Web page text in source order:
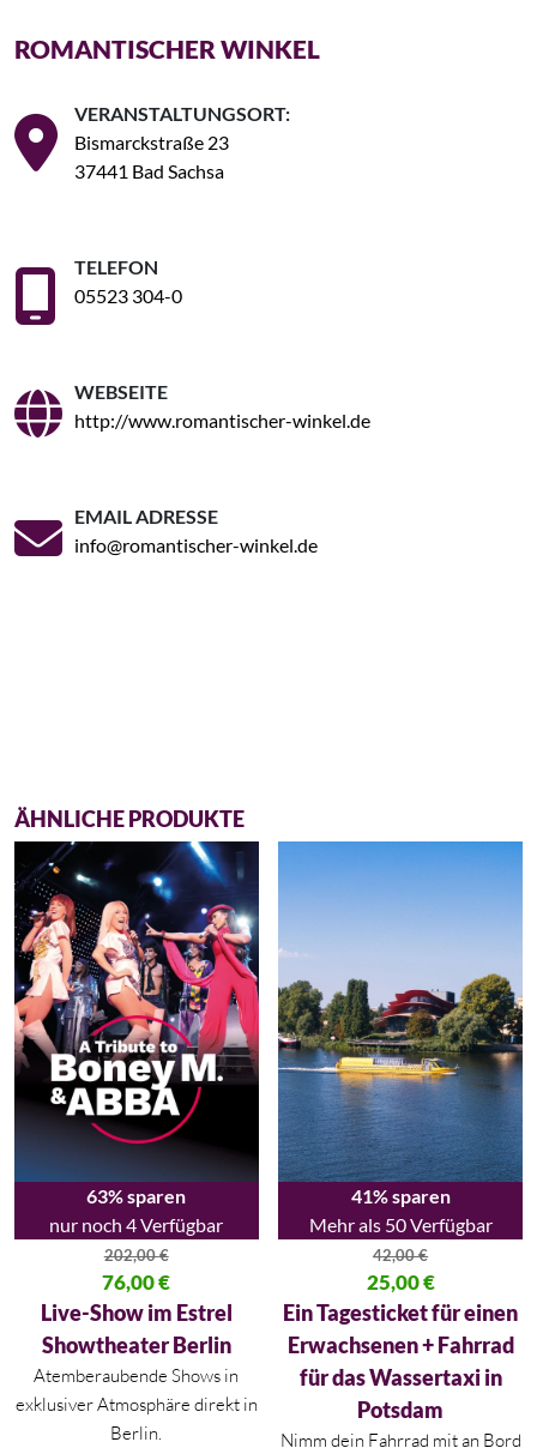
ROMANTISCHER WINKEL
VERANSTALTUNGSORT:
Bismarckstraße 23
37441 Bad Sachsa
TELEFON
05523 304-0
WEBSEITE
http://www.romantischer-winkel.de
EMAIL ADRESSE
info@romantischer-winkel.de
ÄHNLICHE PRODUKTE
63% sparen
nur noch 4 Verfügbar
202,00€
Ursprünglicher Preis war: 202,00 €
76,00€
Aktueller Preis ist: 76,00 €.
Live-Show im Estrel
Showtheater Berlin
Atemberaubende Shows in
exklusiver Atmosphäre direkt in
Berlin.
41% sparen
Mehr als 50 Verfügbar
42,00€
Ursprünglicher Preis war:
25,00€
Aktueller Preis ist: 25,00 €.
Ein Tagesticket für einen
Erwachsenen + Fahrrad
für das Wassertaxi in
Potsdam
Nimm dein Fahrrad mit an Bord